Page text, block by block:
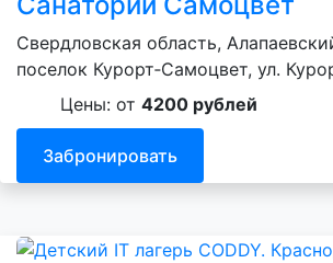
Свердловская область,
поселок Курорт‑Самоцвет, ул.
Цены: от 4200 рублей
Забронировать